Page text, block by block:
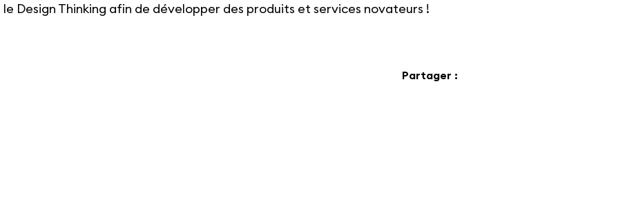
le Design Thinking afin de développer des produits et services novateurs !
Partager :